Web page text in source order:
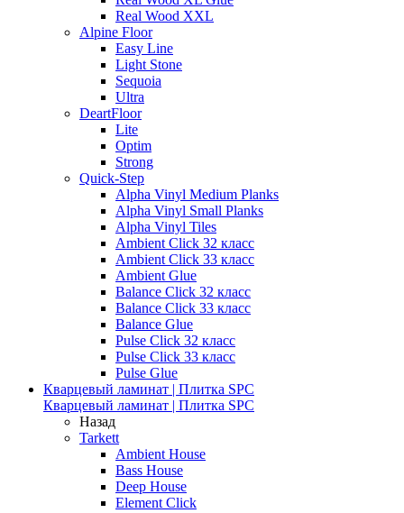
Real Wood XXL
Alpine Floor
Easy Line
Light Stone
Sequoia
Ultra
DeartFloor
Lite
Optim
Strong
Quick-Step
Alpha Vinyl Medium Planks
Alpha Vinyl Small Planks
Alpha Vinyl Tiles
Ambient Click 32 класс
Ambient Click 33 класс
Ambient Glue
Balance Click 32 класс
Balance Click 33 класс
Balance Glue
Pulse Click 32 класс
Pulse Click 33 класс
Pulse Glue
Кварцевый ламинат | Плитка SPC
Кварцевый ламинат | Плитка SPC
Назад
Tarkett
Ambient House
Bass House
Deep House
Element Click